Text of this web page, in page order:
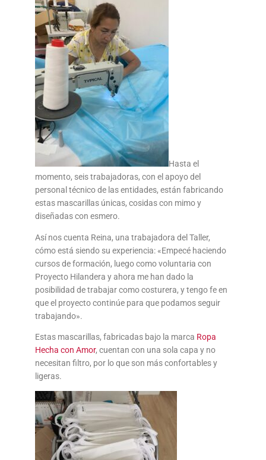
Hasta el
momento, seis trabajadoras, con el apoyo del
personal técnico de las entidades, están fabricando
estas mascarillas únicas, cosidas con mimo y
diseñadas con esmero.
Así nos cuenta Reina, una trabajadora del Taller,
cómo está siendo su experiencia: «Empecé haciendo
cursos de formación, luego como voluntaria con
Proyecto Hilandera y ahora me han dado la
posibilidad de trabajar como costurera, y tengo fe en
que el proyecto continúe para que podamos seguir
trabajando».
Estas mascarillas, fabricadas bajo la marca Ropa
Hecha con Amor, cuentan con una sola capa y no
necesitan filtro, por lo que son más confortables y
ligeras.